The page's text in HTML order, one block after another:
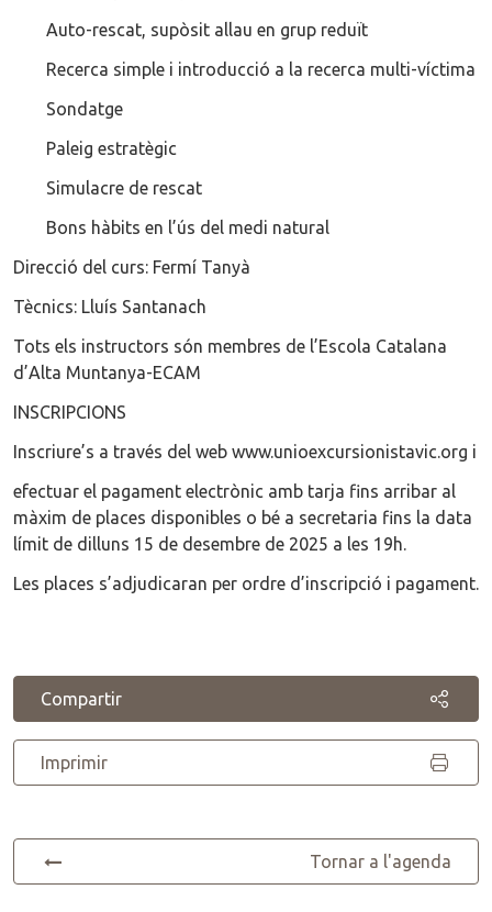
Auto-rescat, supòsit allau en grup reduït
Recerca simple i introducció a la recerca multi-víctima
Sondatge
Paleig estratègic
Simulacre de rescat
Bons hàbits en l’ús del medi natural
Direcció del curs: Fermí Tanyà
Tècnics: Lluís Santanach
Tots els instructors són membres de l’Escola Catalana
d’Alta Muntanya-ECAM
INSCRIPCIONS
Inscriure’s a través del web www.unioexcursionistavic.org i
efectuar el pagament electrònic amb tarja fins arribar al
màxim de places disponibles o bé a secretaria fins la data
límit de dilluns 15 de desembre de 2025 a les 19h.
Les places s’adjudicaran per ordre d’inscripció i pagament.
Compartir
Imprimir
Tornar a l'agenda